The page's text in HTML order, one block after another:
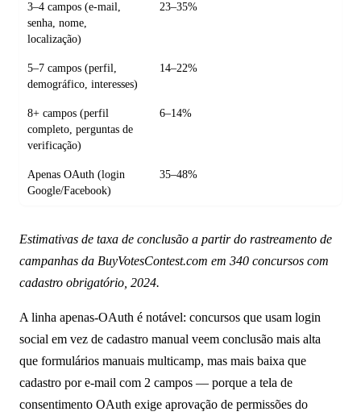
3–4 campos (e-mail,
senha, nome,
localização)
23–35%
5–7 campos (perfil,
demográfico, interesses)
14–22%
8+ campos (perfil
completo, perguntas de
verificação)
6–14%
Apenas OAuth (login
Google/Facebook)
35–48%
Estimativas de taxa de conclusão a partir do rastreamento de
campanhas da BuyVotesContest.com em 340 concursos com
cadastro obrigatório, 2024.
A linha apenas-OAuth é notável: concursos que usam login
social em vez de cadastro manual veem conclusão mais alta
que formulários manuais multicamp, mas mais baixa que
cadastro por e-mail com 2 campos — porque a tela de
consentimento OAuth exige aprovação de permissões do